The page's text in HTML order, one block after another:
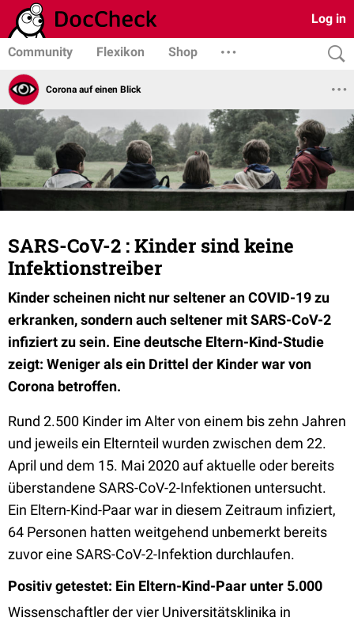
Log in
Community Flexikon Shop
Corona auf einen Blick
SARS-CoV-2 : Kinder sind keine
Infektionstreiber
Kinder scheinen nicht nur seltener an COVID-19 zu
erkranken, sondern auch seltener mit SARS-CoV-2
infiziert zu sein. Eine deutsche Eltern-Kind-Studie
zeigt: Weniger als ein Drittel der Kinder war von
Corona betroffen.
Rund 2.500 Kinder im Alter von einem bis zehn Jahren
und jeweils ein Elternteil wurden zwischen dem 22.
April und dem 15. Mai 2020 auf aktuelle oder bereits
überstandene SARS-CoV-2-Infektionen untersucht.
Ein Eltern-Kind-Paar war in diesem Zeitraum infiziert,
64 Personen hatten weitgehend unbemerkt bereits
zuvor eine SARS-CoV-2-Infektion durchlaufen.
Positiv getestet: Ein Eltern-Kind-Paar unter 5.000
Wissenschaftler der vier Universitätsklinika in